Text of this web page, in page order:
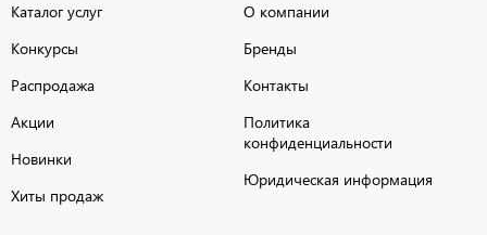
Каталог услуг
Конкурсы
Распродажа
Акции
Новинки
Хиты продаж
О компании
Бренды
Контакты
Политика
конфиденциальности
Юридическая информация